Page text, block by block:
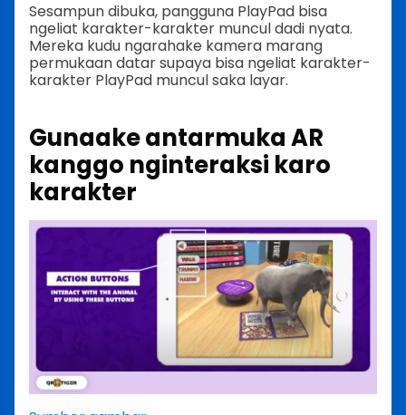
Sesampun dibuka, pangguna PlayPad bisa
ngeliat karakter-karakter muncul dadi nyata.
Mereka kudu ngarahake kamera marang
permukaan datar supaya bisa ngeliat karakter-
karakter PlayPad muncul saka layar.
Gunaake antarmuka AR
kanggo nginteraksi karo
karakter